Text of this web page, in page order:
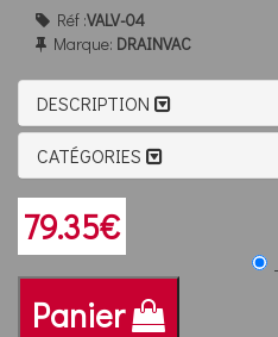
Réf :VALV-04
Marque: DRAINVAC
DESCRIPTION
CATÉGORIES
79.35€
_
Panier